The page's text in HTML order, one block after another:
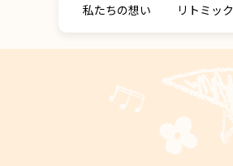
私たちの想い リトミック